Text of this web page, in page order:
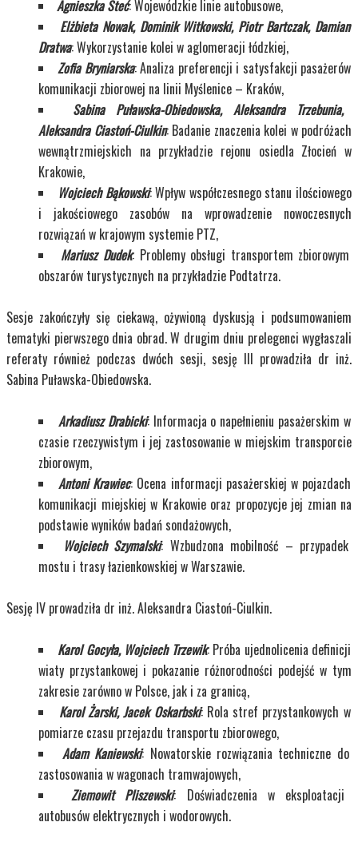
Agnieszka Steć: Wojewódzkie linie autobusowe,
Elżbieta Nowak, Dominik Witkowski, Piotr Bartczak, Damian
Dratwa: Wykorzystanie kolei w aglomeracji łódzkiej,
Zofia Bryniarska: Analiza preferencji i satysfakcji pasażerów
komunikacji zbiorowej na linii Myślenice – Kraków,
Sabina Puławska-Obiedowska, Aleksandra Trzebunia,
Aleksandra Ciastoń-Ciulkin: Badanie znaczenia kolei w podróżach
wewnątrzmiejskich na przykładzie rejonu osiedla Złocień w
Krakowie,
Wojciech Bąkowski: Wpływ współczesnego stanu ilościowego
i jakościowego zasobów na wprowadzenie nowoczesnych
rozwiązań w krajowym systemie PTZ,
Mariusz Dudek: Problemy obsługi transportem zbiorowym
obszarów turystycznych na przykładzie Podtatrza.
Sesje zakończyły się ciekawą, ożywioną dyskusją i podsumowaniem
tematyki pierwszego dnia obrad. W drugim dniu prelegenci wygłaszali
referaty również podczas dwóch sesji, sesję III prowadziła dr inż.
Sabina Puławska-Obiedowska.
Arkadiusz Drabicki: Informacja o napełnieniu pasażerskim w
czasie rzeczywistym i jej zastosowanie w miejskim transporcie
zbiorowym,
Antoni Krawiec: Ocena informacji pasażerskiej w pojazdach
komunikacji miejskiej w Krakowie oraz propozycje jej zmian na
podstawie wyników badań sondażowych,
Wojciech Szymalski: Wzbudzona mobilność – przypadek
mostu i trasy łazienkowskiej w Warszawie.
Sesję IV prowadziła dr inż. Aleksandra Ciastoń-Ciulkin.
Karol Gocyła, Wojciech Trzewik: Próba ujednolicenia definicji
wiaty przystankowej i pokazanie różnorodności podejść w tym
zakresie zarówno w Polsce, jak i za granicą,
Karol Żarski, Jacek Oskarbski: Rola stref przystankowych w
pomiarze czasu przejazdu transportu zbiorowego,
Adam Kaniewski: Nowatorskie rozwiązania techniczne do
zastosowania w wagonach tramwajowych,
Ziemowit Pliszewski: Doświadczenia w eksploatacji
autobusów elektrycznych i wodorowych.